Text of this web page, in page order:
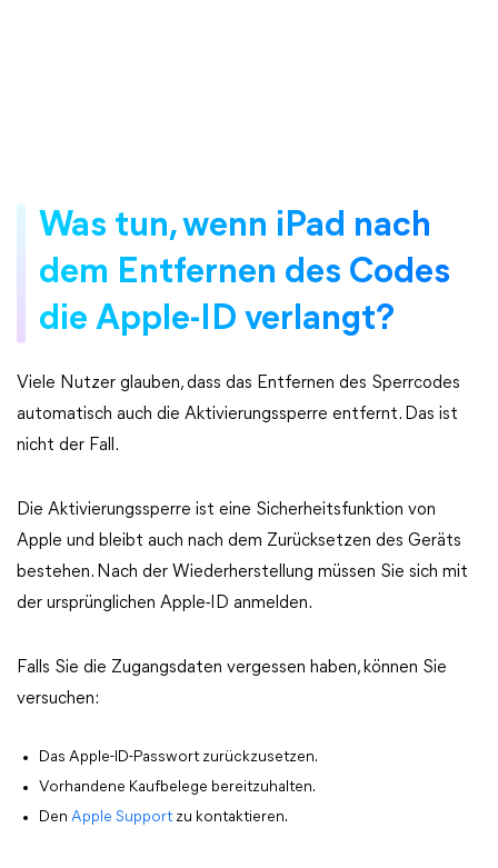
Was tun, wenn iPad nach
dem Entfernen des Codes
die Apple-ID verlangt?
Viele Nutzer glauben, dass das Entfernen des Sperrcodes
automatisch auch die Aktivierungssperre entfernt. Das ist
nicht der Fall.
Die Aktivierungssperre ist eine Sicherheitsfunktion von
Apple und bleibt auch nach dem Zurücksetzen des Geräts
bestehen. Nach der Wiederherstellung müssen Sie sich mit
der ursprünglichen Apple-ID anmelden.
Falls Sie die Zugangsdaten vergessen haben, können Sie
versuchen:
Das Apple-ID-Passwort zurückzusetzen.
Vorhandene Kaufbelege bereitzuhalten.
Den Apple Supportzu kontaktieren.